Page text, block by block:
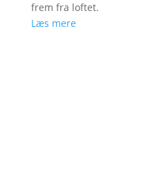
frem fra loftet.
Læs mere